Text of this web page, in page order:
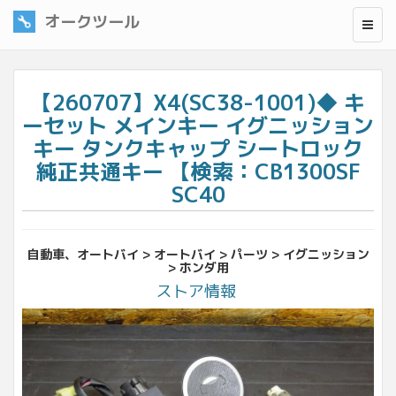
オークツール
【260707】X4(SC38-1001)◆ キ
ーセット メインキー イグニッション
キー タンクキャップ シートロック
純正共通キー 【検索：CB1300SF
SC40
自動車、オートバイ > オートバイ > パーツ > イグニッション
> ホンダ用
ストア情報